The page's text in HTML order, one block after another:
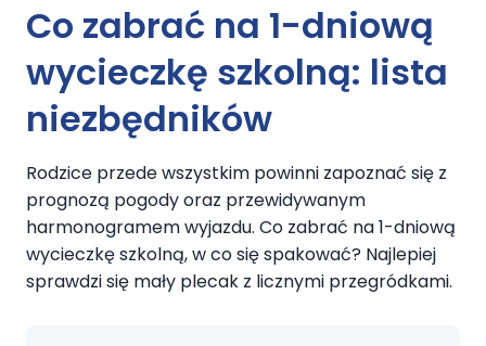
Co zabrać na 1-dniową
wycieczkę szkolną: lista
niezbędników
Rodzice przede wszystkim powinni zapoznać się z
prognozą pogody oraz przewidywanym
harmonogramem wyjazdu. Co zabrać na 1-dniową
wycieczkę szkolną, w co się spakować? Najlepiej
sprawdzi się mały plecak z licznymi przegródkami.